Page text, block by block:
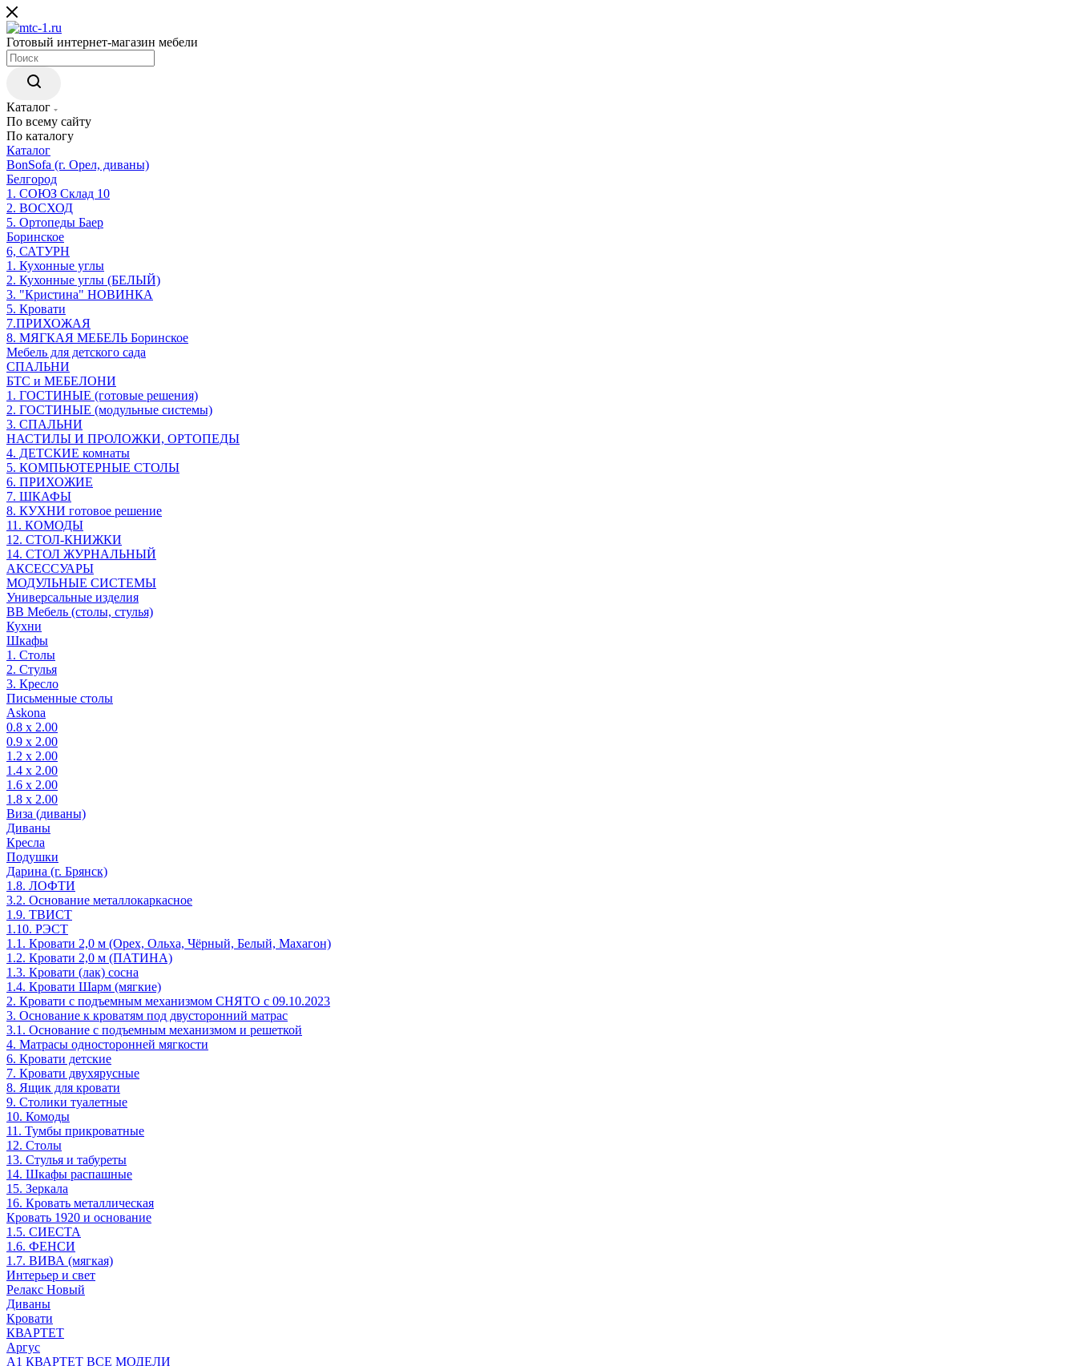
Готовый интернет-магазин мебели
Каталог
По всему сайту
По каталогу
Каталог
BonSofa (г. Орел, диваны)
Белгород
1. СОЮЗ Склад 10
2. ВОСХОД
5. Ортопеды Баер
Боринское
6, САТУРН
1. Кухонные углы
2. Кухонные углы (БЕЛЫЙ)
3. "Кристина" НОВИНКА
5. Кровати
7.ПРИХОЖАЯ
8. МЯГКАЯ МЕБЕЛЬ Боринское
Мебель для детского сада
СПАЛЬНИ
БТС и МЕБЕЛОНИ
1. ГОСТИНЫЕ (готовые решения)
2. ГОСТИНЫЕ (модульные системы)
3. СПАЛЬНИ
НАСТИЛЫ И ПРОЛОЖКИ, ОРТОПЕДЫ
4. ДЕТСКИЕ комнаты
5. КОМПЬЮТЕРНЫЕ СТОЛЫ
6. ПРИХОЖИЕ
7. ШКАФЫ
8. КУХНИ готовое решение
11. КОМОДЫ
12. СТОЛ-КНИЖКИ
14. СТОЛ ЖУРНАЛЬНЫЙ
АКСЕССУАРЫ
МОДУЛЬНЫЕ СИСТЕМЫ
Универсальные изделия
ВВ Мебель (столы, стулья)
Кухни
Шкафы
1. Столы
2. Стулья
3. Кресло
Письменные столы
Askona
0.8 х 2.00
0.9 х 2.00
1.2 х 2.00
1.4 х 2.00
1.6 х 2.00
1.8 х 2.00
Виза (диваны)
Диваны
Кресла
Подушки
Дарина (г. Брянск)
1.8. ЛОФТИ
3.2. Основание металлокаркасное
1.9. ТВИСТ
1.10. РЭСТ
1.1. Кровати 2,0 м (Орех, Ольха, Чёрный, Белый, Махагон)
1.2. Кровати 2,0 м (ПАТИНА)
1.3. Кровати (лак) сосна
1.4. Кровати Шарм (мягкие)
2. Кровати с подъемным механизмом СНЯТО с 09.10.2023
3. Основание к кроватям под двусторонний матрас
3.1. Основание с подъемным механизмом и решеткой
4. Матрасы односторонней мягкости
6. Кровати детские
7. Кровати двухярусные
8. Ящик для кровати
9. Столики туалетные
10. Комоды
11. Тумбы прикроватные
12. Столы
13. Стулья и табуреты
14. Шкафы распашные
15. Зеркала
16. Кровать металлическая
Кровать 1920 и основание
1.5. СИЕСТА
1.6. ФЕНСИ
1.7. ВИВА (мягкая)
Интерьер и свет
Релакс Новый
Диваны
Кровати
КВАРТЕТ
Аргус
А1 КВАРТЕТ ВСЕ МОДЕЛИ